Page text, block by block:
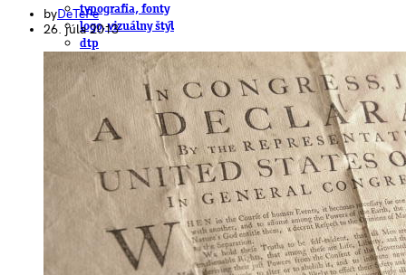
typografia, fonty
logo, vizuálny štýl
dtp
pre-press, print
obalový dizajn
papier
fotografia
knihy
web
3D
hardware
software, mobilné aplikácie
na stiahnutie
obludárium
pracovné ponuky
byDeTePe
26. júla 2013